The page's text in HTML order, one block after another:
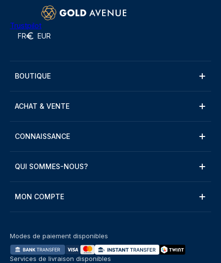
Trustpilot
FR EUR
BOUTIQUE
ACHAT & VENTE
CONNAISSANCE
QUI SOMMES-NOUS?
MON COMPTE
Modes de paiement disponibles
Services de livraison disponibles